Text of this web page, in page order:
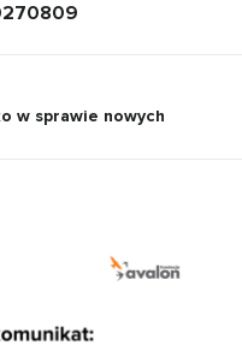
w sprawie nowych